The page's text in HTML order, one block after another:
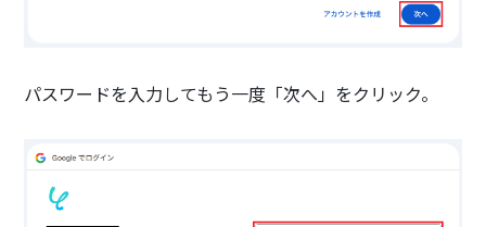
パスワードを入力してもう一度「次へ」をクリック。